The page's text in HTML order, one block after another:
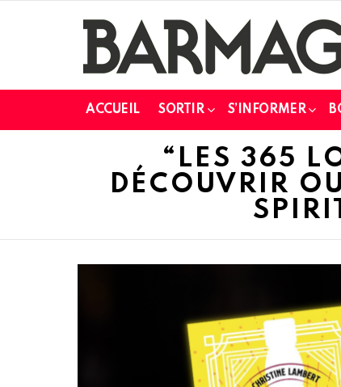
ACCUEIL SORTIR S’INFORMER
“LES 365
DÉCOUVRIR